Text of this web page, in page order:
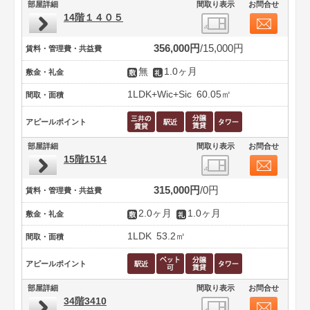
部屋詳細 間取り表示 お問合せ
14階１４０５
賃料・管理費・共益費 356,000円 15,000円
敷金・礼金 無 1.0ヶ月
間取・面積 1LDK+Wic+Sic 60.05㎡
アピールポイント
部屋詳細 間取り表示 お問合せ
15階1514
賃料・管理費・共益費 315,000円 0円
敷金・礼金 2.0ヶ月 1.0ヶ月
間取・面積 1LDK 53.2㎡
アピールポイント
部屋詳細 間取り表示 お問合せ
34階3410